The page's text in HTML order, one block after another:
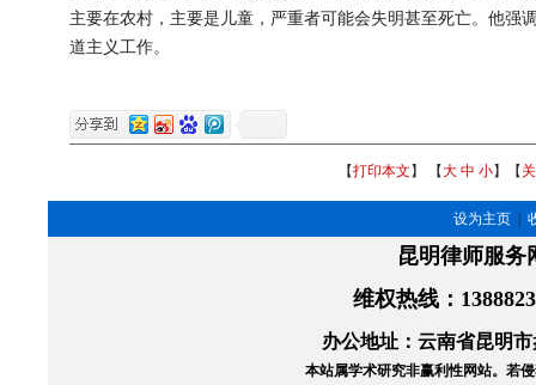
主要在农村，主要是儿童，严重者可能会失明甚至死亡。他强
道主义工作。
【打印本文 】 【大 中 小】【
设为主页
昆明律师服
维权热线 ：
办公地址：云南省昆明
本站属学术研究非赢利性网站。 若